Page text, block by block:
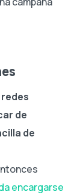
de
de
encargarse